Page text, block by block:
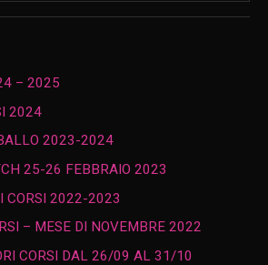
– 2025
2024
2023-2024
25-26 FEBBRAIO 2023
CORSI 2022-2023
– MESE DI NOVEMBRE 2022
CORSI DAL 26/09 AL 31/10